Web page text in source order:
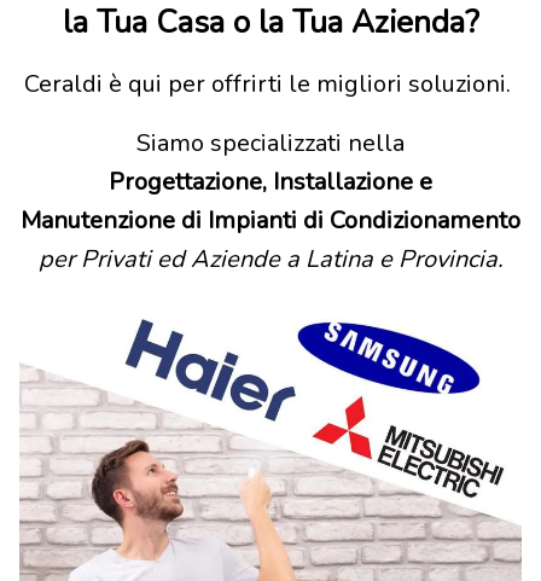
la Tua Casa o la Tua Azienda?
Ceraldi è qui per offrirti le migliori soluzioni.
Siamo specializzati nella
Progettazione, Installazione e
Manutenzione di Impianti di Condizionamento
per Privati ed Aziende a Latina e Provincia.